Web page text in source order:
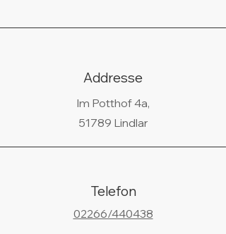
Addresse
Im Potthof 4a,
51789 Lindlar
Telefon
02266/440438